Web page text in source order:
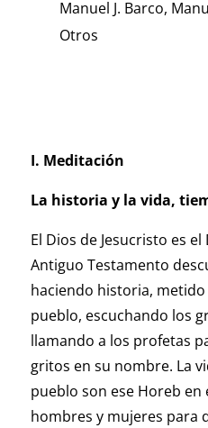
Manuel J. Barco,
Otros
I. Meditación
La historia y la vida,
El Dios de Jesucristo es
Antiguo Testamento
haciendo historia,
pueblo, escuchando los
llamando a los profetas
gritos en su nombre. La
pueblo son ese Horeb en
hombres y mujeres para